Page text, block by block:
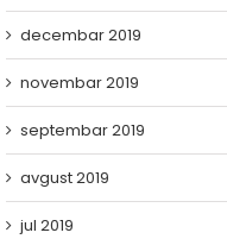
decembar 2019
novembar 2019
septembar 2019
avgust 2019
jul 2019